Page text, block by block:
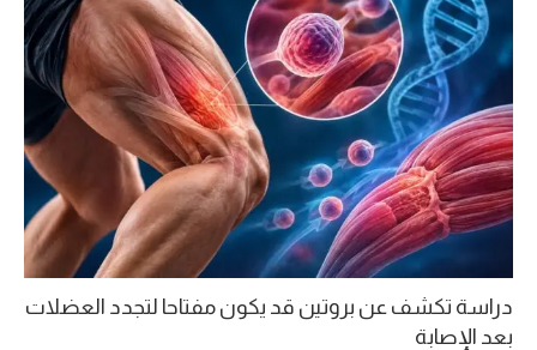
دراسة تكشف عن بروتين قد يكون مفتاحا لتجدد العضلات
بعد الإصابة